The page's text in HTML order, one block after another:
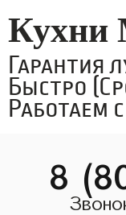
Кухни
Гарантия
Быстро
Работаем
8